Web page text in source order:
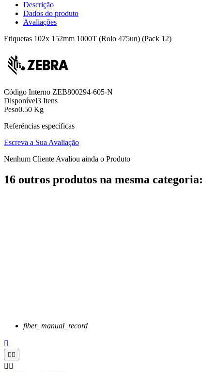
Descrição
Dados do produto
Avaliações
Etiquetas 102x 152mm 1000T (Rolo 475un) (Pack 12)
Código Interno ZEB800294-605-N
Disponível3 Itens
Peso0.50 Kg
Referências específicas
Escreva a Sua Avaliação
Nenhum Cliente Avaliou ainda o Produto
16 outros produtos na mesma categoria:
fiber_manual_record

 
 